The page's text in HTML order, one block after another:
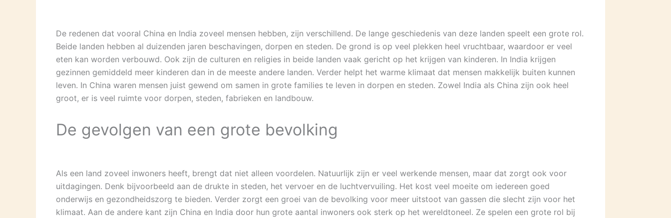
De redenen dat vooral China en India zoveel mensen hebben, zijn verschillend. De lange geschiedenis van deze landen speelt een grote rol.
Beide landen hebben al duizenden jaren beschavingen, dorpen en steden. De grond is op veel plekken heel vruchtbaar, waardoor er veel
eten kan worden verbouwd. Ook zijn de culturen en religies in beide landen vaak gericht op het krijgen van kinderen. In India krijgen
gezinnen gemiddeld meer kinderen dan in de meeste andere landen. Verder helpt het warme klimaat dat mensen makkelijk buiten kunnen
leven. In China waren mensen juist gewend om samen in grote families te leven in dorpen en steden. Zowel India als China zijn ook heel
groot, er is veel ruimte voor dorpen, steden, fabrieken en landbouw.
De gevolgen van een grote bevolking
Als een land zoveel inwoners heeft, brengt dat niet alleen voordelen. Natuurlijk zijn er veel werkende mensen, maar dat zorgt ook voor
uitdagingen. Denk bijvoorbeeld aan de drukte in steden, het vervoer en de luchtvervuiling. Het kost veel moeite om iedereen goed
onderwijs en gezondheidszorg te bieden. Verder zorgt een groei van de bevolking voor meer uitstoot van gassen die slecht zijn voor het
klimaat. Aan de andere kant zijn China en India door hun grote aantal inwoners ook sterk op het wereldtoneel. Ze spelen een grote rol bij